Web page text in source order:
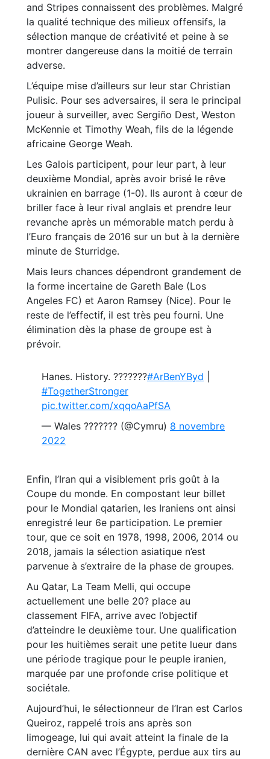
and Stripes connaissent des problèmes. Malgré
la qualité technique des milieux offensifs, la
sélection manque de créativité et peine à se
montrer dangereuse dans la moitié de terrain
adverse.
L’équipe mise d’ailleurs sur leur star Christian
Pulisic. Pour ses adversaires, il sera le principal
joueur à surveiller, avec Sergiño Dest, Weston
McKennie et Timothy Weah, fils de la légende
africaine George Weah.
Les Galois participent, pour leur part, à leur
deuxième Mondial, après avoir brisé le rêve
ukrainien en barrage (1-0). Ils auront à cœur de
briller face à leur rival anglais et prendre leur
revanche après un mémorable match perdu à
l’Euro français de 2016 sur un but à la dernière
minute de Sturridge.
Mais leurs chances dépendront grandement de
la forme incertaine de Gareth Bale (Los
Angeles FC) et Aaron Ramsey (Nice). Pour le
reste de l’effectif, il est très peu fourni. Une
élimination dès la phase de groupe est à
prévoir.
Hanes. History. ???????#ArBenYByd
#TogetherStronger
pic.twitter.com/xqqoAaPfSA
— Wales ??????? (@Cymru) 8 novembre
2022
Enfin, l’Iran qui a visiblement pris goût à la
Coupe du monde. En compostant leur billet
pour le Mondial qatarien, les Iraniens ont ainsi
enregistré leur 6e participation. Le premier
tour, que ce soit en 1978, 1998, 2006, 2014 ou
2018, jamais la sélection asiatique n’est
parvenue à s’extraire de la phase de groupes.
Au Qatar, La Team Melli, qui occupe
actuellement une belle 20? place au
classement FIFA, arrive avec l’objectif
d’atteindre le deuxième tour. Une qualification
pour les huitièmes serait une petite lueur dans
une période tragique pour le peuple iranien,
marquée par une profonde crise politique et
sociétale.
Aujourd’hui, le sélectionneur de l’Iran est Carlos
Queiroz, rappelé trois ans après son
limogeage, lui qui avait atteint la finale de la
dernière CAN avec l’Égypte, perdue aux tirs au